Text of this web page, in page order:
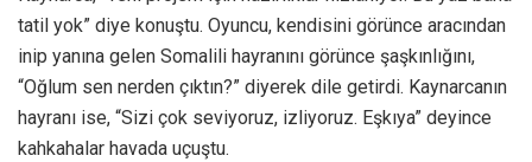
tatil yok” diye konuştu. Oyuncu, kendisini görünce aracından
inip yanına gelen Somalili hayranını görünce şaşkınlığını,
“Oğlum sen nerden çıktın?” diyerek dile getirdi. Kaynarcanın
hayranı ise, “Sizi çok seviyoruz, izliyoruz. Eşkıya” deyince
kahkahalar havada uçuştu.